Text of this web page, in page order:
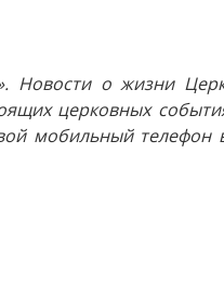
Новости о жизни
церковных
мобильный телефон